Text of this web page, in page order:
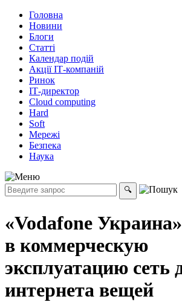
Головна
Новини
Блоги
Статті
Календар подій
Акції ІТ-компаній
Ринок
ІТ-директор
Cloud computing
Hard
Soft
Мережі
Безпека
Наука
«Vodafone
в коммерческую
эксплуатацию сеть
интернета вещей